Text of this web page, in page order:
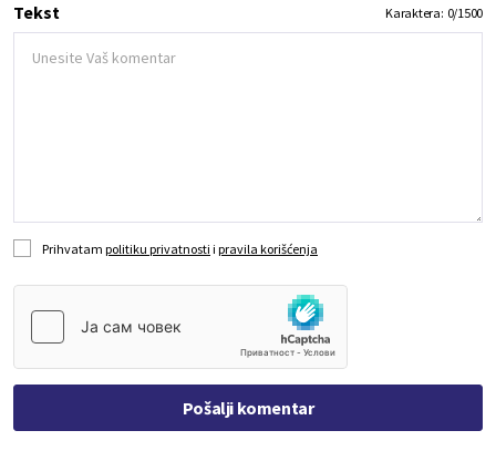
Tekst Karaktera: 0/1500
Prihvatam politiku privatnosti i pravila korišćenja
Pošalji komentar